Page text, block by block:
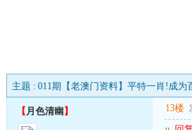
主题 : 011期【老澳门资料】平特一肖!成为
【月色清幽 】 13楼